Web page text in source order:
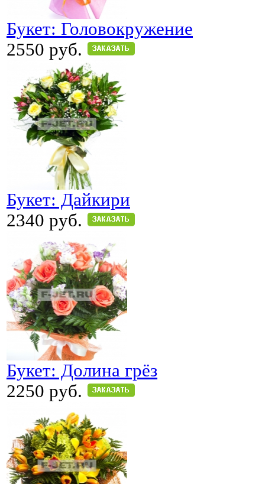
Букет: Головокружение
2550 руб.
Букет: Дайкири
2340 руб.
Букет: Долина грёз
2250 руб.